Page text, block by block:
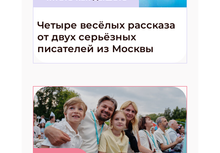
Четыре весёлых рассказа
от двух серьёзных
писателей из Москвы